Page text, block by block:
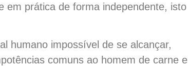
em prática de forma independente, isto
humano impossível de se alcançar,
comuns ao homem de carne e